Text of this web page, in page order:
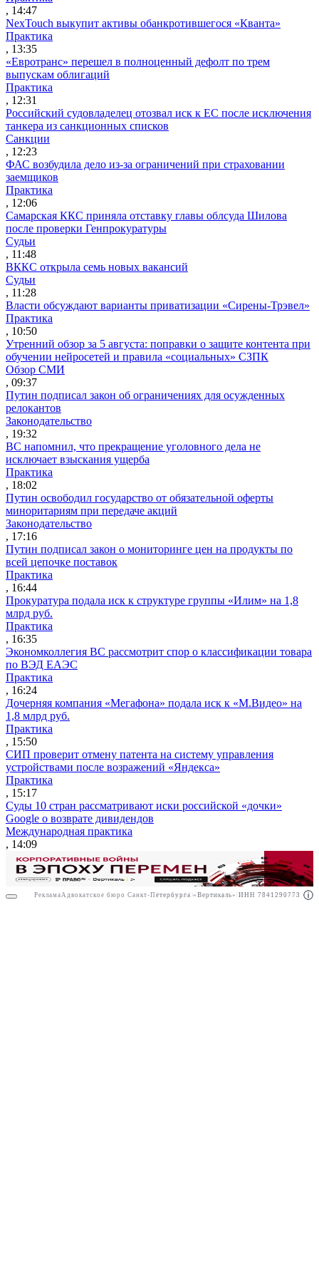
Реклама АО"Право.ру" ИНН: 7708095468
, 14:47
NexTouch выкупит активы обанкротившегося «Кванта»
Практика
, 13:35
«Евротранс» перешел в полноценный дефолт по трем
выпускам облигаций
Практика
, 12:31
Российский судовладелец отозвал иск к ЕС после исключения
танкера из санкционных списков
Санкции
, 12:23
ФАС возбудила дело из-за ограничений при страховании
заемщиков
Практика
, 12:06
Самарская ККС приняла отставку главы облсуда Шилова
после проверки Генпрокуратуры
Судьи
, 11:48
ВККС открыла семь новых вакансий
Судьи
, 11:28
Власти обсуждают варианты приватизации «Сирены-Трэвел»
Практика
, 10:50
Утренний обзор за 5 августа: поправки о защите контента при
обучении нейросетей и правила «социальных» СЗПК
Обзор СМИ
, 09:37
Путин подписал закон об ограничениях для осужденных
релокантов
Законодательство
, 19:32
ВС напомнил, что прекращение уголовного дела не
исключает взыскания ущерба
Практика
, 18:02
Путин освободил государство от обязательной оферты
миноритариям при передаче акций
Законодательство
, 17:16
Путин подписал закон о мониторинге цен на продукты по
всей цепочке поставок
Практика
, 16:44
Прокуратура подала иск к структуре группы «Илим» на 1,8
млрд руб.
Практика
, 16:35
Экономколлегия ВС рассмотрит спор о классификации товара
по ВЭД ЕАЭС
Практика
, 16:24
Дочерняя компания «Мегафона» подала иск к «М.Видео» на
1,8 млрд руб.
Практика
, 15:50
СИП проверит отмену патента на систему управления
устройствами после возражений «Яндекса»
Практика
, 15:17
Суды 10 стран рассматривают иски российской «дочки»
Google о возврате дивидендов
Международная практика
, 14:09
Реклама Адвокатское бюро Санкт-Петербурга «Вертикаль» ИНН 7841290773